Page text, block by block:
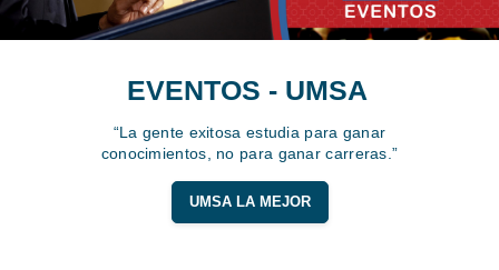
EVENTOS - UMSA
“La gente exitosa estudia para ganar
conocimientos, no para ganar carreras.”
UMSA LA MEJOR